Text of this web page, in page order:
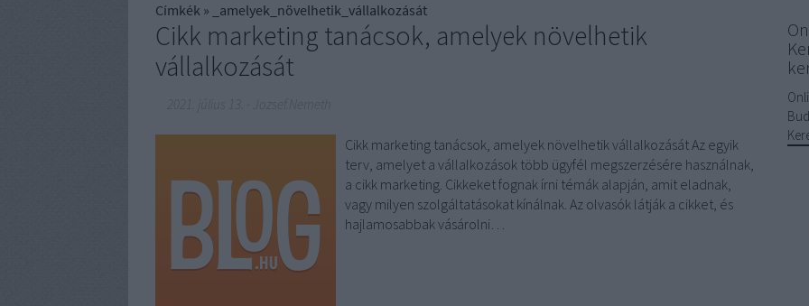
Címkék » _amelyek_növelhetik_vállalkozását
Cikk marketing tanácsok, amelyek növelhetik
vállalkozását
Cikk marketing tanácsok, amelyek növelhetik vállalkozását Az egyik
terv, amelyet a vállalkozások több ügyfél megszerzésére használnak,
a cikk marketing. Cikkeket fognak írni témák alapján, amit eladnak,
vagy milyen szolgáltatásokat kínálnak. Az olvasók látják a cikket, és
hajlamosabbak vásárolni…